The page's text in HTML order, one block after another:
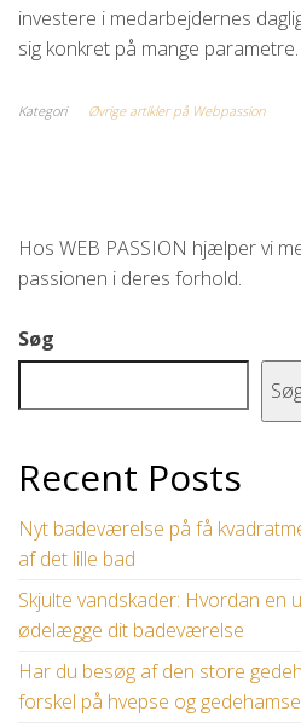
investere i medarbejdernes
sig konkret på mange parametre.
Kategori Øvrige artikler på Webpassion
Hos WEB PASSION hjælper vi
passionen i deres forhold.
Søg
Recent Posts
Nyt badeværelse på få
af det lille bad
Skjulte vandskader: Hvordan en
ødelægge dit badeværelse
Har du besøg af den store
forskel på hvepse og gedehamse